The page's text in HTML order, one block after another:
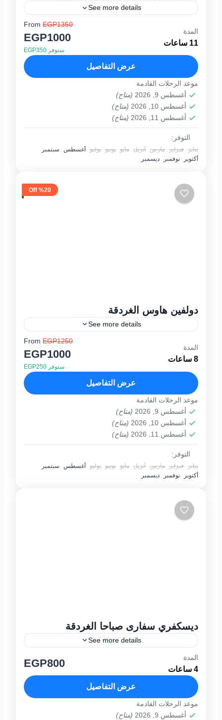
See more details
يوميا من 08:00 صباحا حتى17:00 عصرا برنامج
الرحله تعد رحلة جزيرة هولا هولا بالغردقة واحدة
من اجمل الرحلات فى مدينة الغردقة حيث تعد
الجزيرة بمياهها...
المدة
11 ساعات
From EGP1350
EGP1000
ستوفر EGP350
عرض التفاصيل
موعد الرحلات القادمة
أغسطس 9, 2026
(متاح)
أغسطس 10, 2026
(متاح)
أغسطس 11, 2026
(متاح)
التوفر:
يناير فبراير مارس أبريل مايو يونيو يوليو أغسطس
سبتمبر
أكتوبر
نوفمبر ديسمبر
%20 Off
دولفين هاوس الغردقة
See more details
يوميا من 08:00 صباحا حتى 16:00 عصرا برنامج
الرحله تبدا رحلة دولفين هاوس الغردقة الممتعه
فى تمام الساعه التاسعه صباحا بالابحار فى
عرض البحر الاحمر...
المدة
8 ساعات
From EGP1250
EGP1000
ستوفر EGP250
عرض التفاصيل
موعد الرحلات القادمة
أغسطس 9, 2026
(متاح)
أغسطس 10, 2026
(متاح)
أغسطس 11, 2026
(متاح)
التوفر:
يناير فبراير مارس أبريل مايو يونيو يوليو أغسطس
سبتمبر
أكتوبر
نوفمبر ديسمبر
ديسكفري سفارى صباحا الغردقة
See more details
صباحا الغردقة تعتبر من اجمل رحلات سفاري
مصر كلها لما لطبيعة صحراء البحر الأحمر...
1 فرد
المدة
4 ساعات EGP800
عرض التفاصيل
موعد الرحلات القادمة
أغسطس 9, 2026
(متاح)